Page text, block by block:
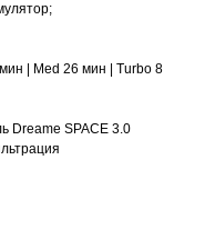
| Med 26 мин | Turbo 8
Dreame SPACE 3.0